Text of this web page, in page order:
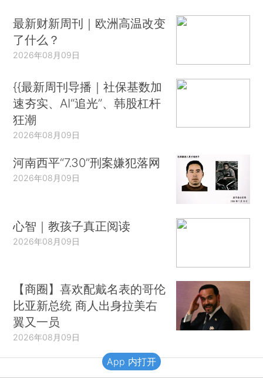
最新财新周刊｜欧洲高温改变
了什么？
2026年08月09日
{{最新周刊导播｜社保基数加
速夯实、AI“追光”、韩股杠杆
狂潮
2026年08月09日
河南西平“7.30”刑案嫌犯落网
2026年08月09日
心智｜教孩子真正阅读
2026年08月09日
【商圈】喜欢配戴名表的哥伦
比亚新总统 商人出身拉美右
翼又一员
2026年08月09日
App 内打开